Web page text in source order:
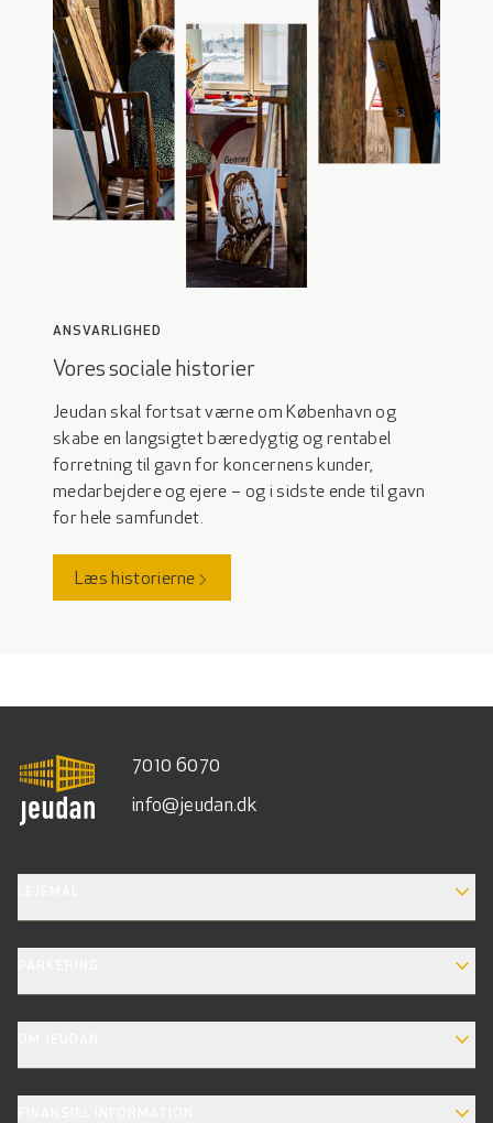
ANSVARLIGHED
Vores sociale historier
Jeudan skal fortsat værne om København og
skabe en langsigtet bæredygtig og rentabel
forretning til gavn for koncernens kunder,
medarbejdere og ejere – og i sidste ende til gavn
for hele samfundet.
Læs historierne
7010 6070
info@jeudan.dk
EXPAND_MORE
EXPAND_MORE
EXPAND_MORE
EXPAND_MORE